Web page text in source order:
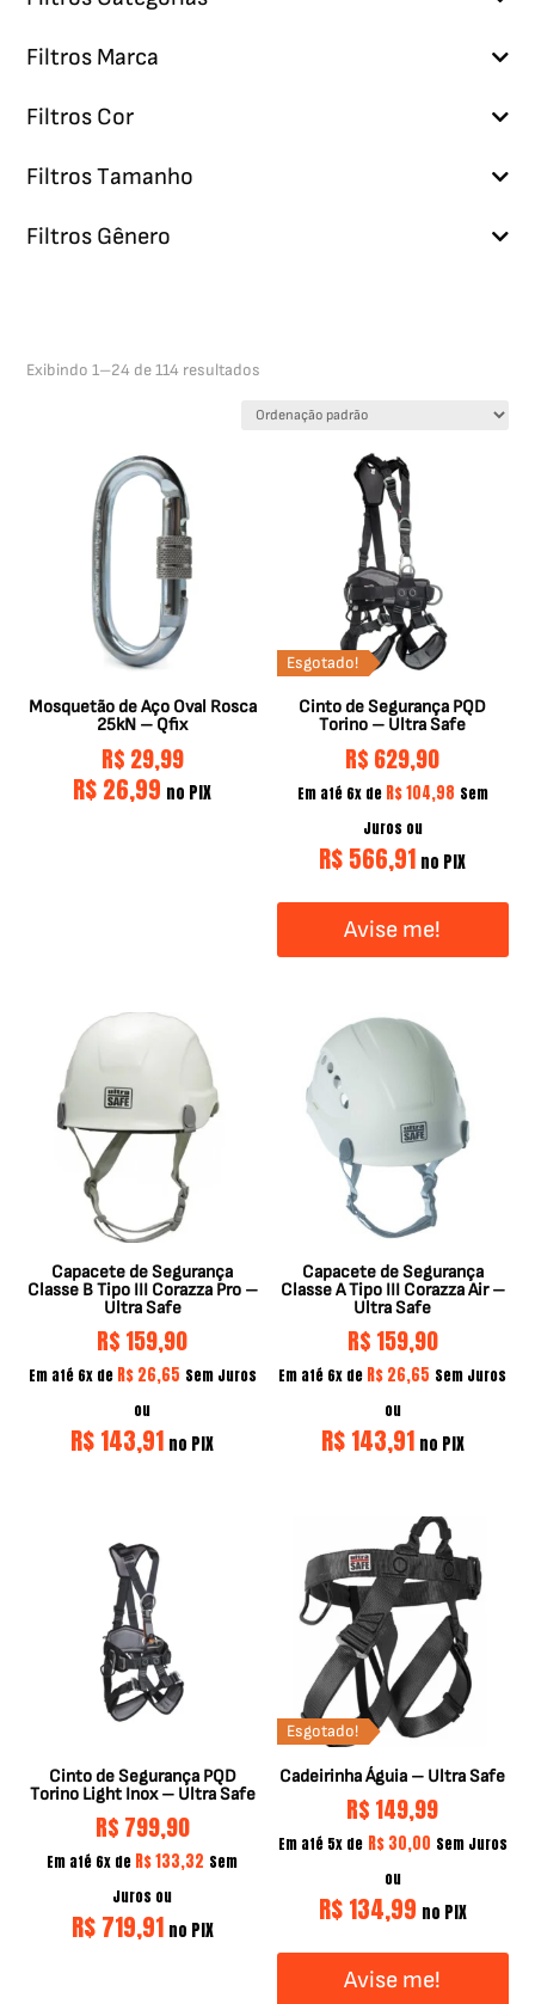
Filtros Marca
Filtros Cor
Filtros Tamanho
Filtros Gênero
Exibindo 1–24 de 114 resultados
Mosquetão de Aço Oval Rosca
25kN – Qfix
R$ 29,99
R$26,99 no PIX
Esgotado!
Cinto de Segurança PQD
Torino – Ultra Safe
R$ 629,90
Em até 6x de R$104,98 Sem
Juros ou
R$566,91 no PIX
Avise me!
Capacete de Segurança
Classe B Tipo III Corazza Pro –
Ultra Safe
R$ 159,90
Em até 6x de R$26,65 Sem Juros
ou
R$143,91 no PIX
Capacete de Segurança
Classe A Tipo III Corazza Air –
Ultra Safe
R$ 159,90
Em até 6x de R$ 26,65 Sem Juros
ou
R$143,91 no PIX
Cinto de Segurança PQD
Torino Light Inox – Ultra Safe
R$ 799,90
Em até 6x de R$133,32 Sem
Juros ou
R$719,91 no PIX
Esgotado!
Cadeirinha Águia – Ultra Safe
R$ 149,99
Em até 5x de R$30,00 Sem Juros
ou
R$134,99 no PIX
Avise me!